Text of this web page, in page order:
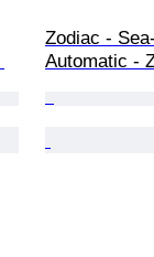
Zodiac -
Automatic -